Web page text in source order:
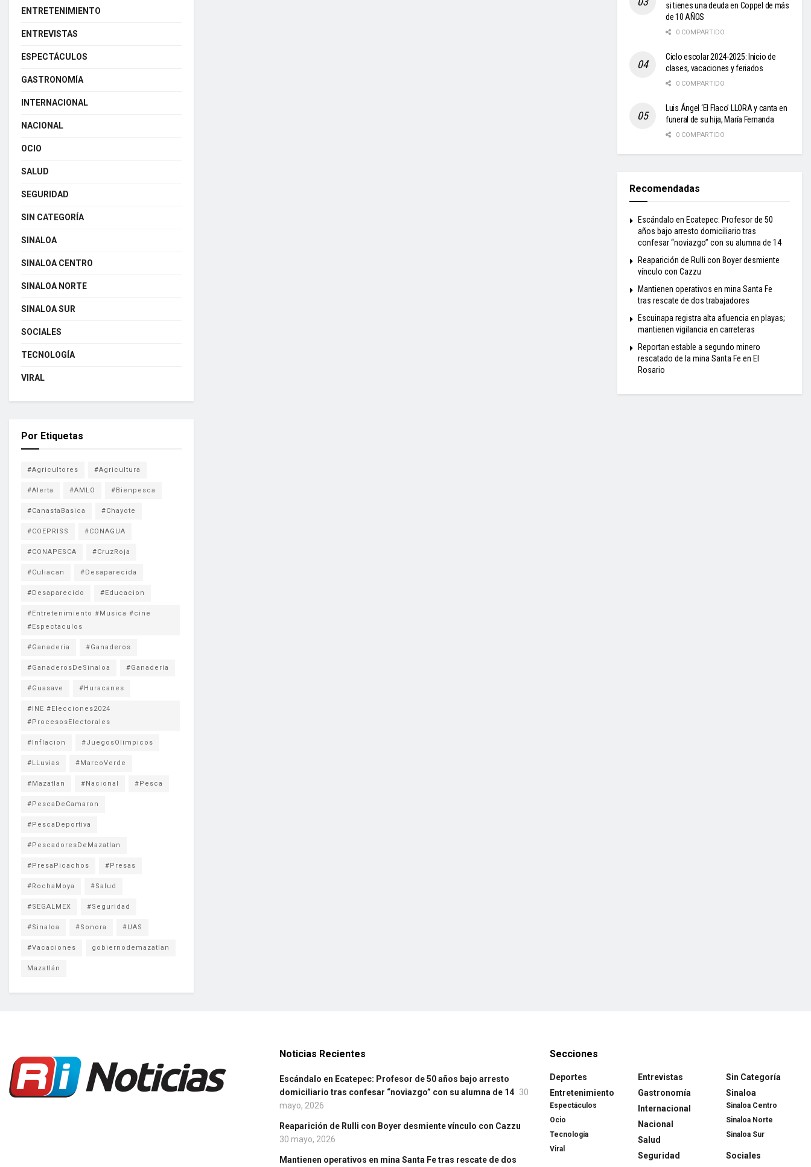
ENTRETENIMIENTO
ENTREVISTAS
ESPECTÁCULOS
GASTRONOMÍA
INTERNACIONAL
NACIONAL
OCIO
SALUD
SEGURIDAD
SIN CATEGORÍA
SINALOA
SINALOA CENTRO
SINALOA NORTE
SINALOA SUR
SOCIALES
TECNOLOGÍA
VIRAL
Por Etiquetas
#Agricultores #Agricultura
#Alerta #AMLO #Bienpesca
#CanastaBasica #Chayote
#COEPRISS #CONAGUA
#CONAPESCA #CruzRoja
#Culiacan #Desaparecida
#Desaparecido #Educacion
#Entretenimiento #Musica #cine
#Espectaculos
#Ganaderia #Ganaderos
#GanaderosDeSinaloa #Ganadería
#Guasave #Huracanes
#INE #Elecciones2024
#ProcesosElectorales
#Inflacion #JuegosOlimpicos
#LLuvias #MarcoVerde
#Mazatlan #Nacional #Pesca
#PescaDeCamaron
#PescaDeportiva
#PescadoresDeMazatlan
#PresaPicachos #Presas
#RochaMoya #Salud
#SEGALMEX #Seguridad
#Sinaloa #Sonora #UAS
#Vacaciones gobiernodemazatlan
Mazatlán
si tienes una deuda en Coppel de más
de 10 AÑOS
0 COMPARTIDO
Ciclo escolar 2024-2025: Inicio de
clases, vacaciones y feriados
0 COMPARTIDO
Luis Ángel ‘El Flaco’ LLORA y canta en
funeral de su hija, María Fernanda
0 COMPARTIDO
Recomendadas
Escándalo en Ecatepec: Profesor de 50
años bajo arresto domiciliario tras
confesar “noviazgo” con su alumna de 14
Reaparición de Rulli con Boyer desmiente
vínculo con Cazzu
Mantienen operativos en mina Santa Fe
tras rescate de dos trabajadores
Escuinapa registra alta afluencia en playas;
mantienen vigilancia en carreteras
Reportan estable a segundo minero
rescatado de la mina Santa Fe en El
Rosario
Noticias Recientes
Escándalo en Ecatepec: Profesor de 50 años bajo arresto
domiciliario tras confesar “noviazgo” con su alumna de 14 30
mayo, 2026
Reaparición de Rulli con Boyer desmiente vínculo con Cazzu
30 mayo, 2026
Mantienen operativos en mina Santa Fe tras rescate de dos
Secciones
Deportes
Entretenimiento
Espectáculos
Ocio
Tecnología
Viral
Entrevistas
Gastronomía
Internacional
Nacional
Salud
Seguridad
Sin Categoría
Sinaloa
Sinaloa Centro
Sinaloa Norte
Sinaloa Sur
Sociales